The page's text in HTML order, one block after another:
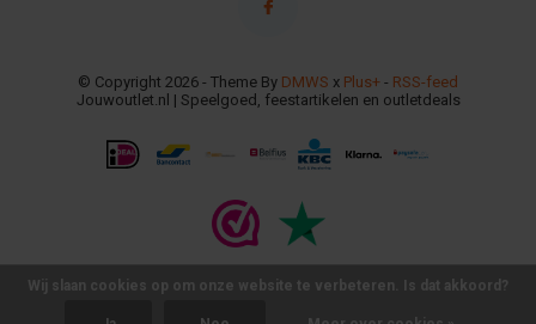
© Copyright 2026 - Theme By DMWS x Plus+ - RSS-feed
Jouwoutlet.nl | Speelgoed, feestartikelen en outletdeals
Wij slaan cookies op om onze website te verbeteren. Is dat akkoord?